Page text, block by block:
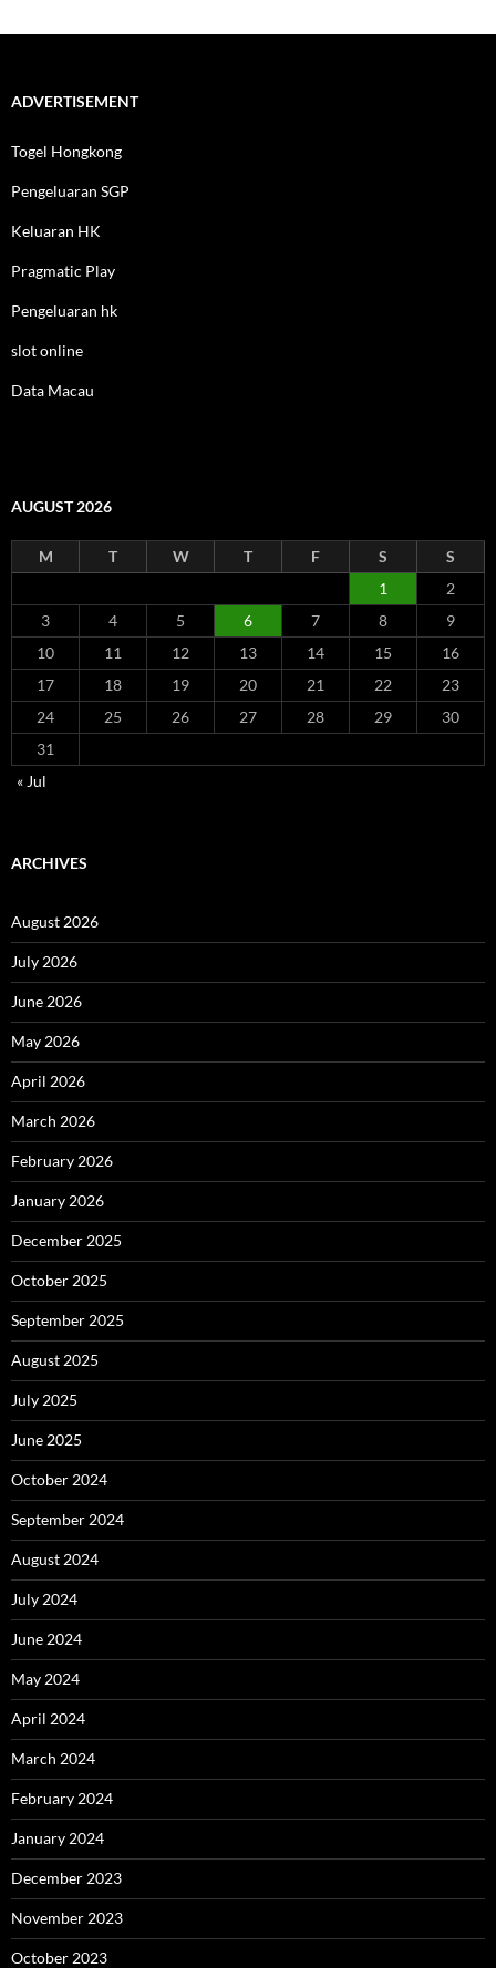
ADVERTISEMENT
Togel Hongkong
Pengeluaran SGP
Keluaran HK
Pragmatic Play
Pengeluaran hk
slot online
Data Macau
AUGUST 2026
M T W T F S
S
1
2
3
4 5 6 7 8
9
10
11 12 13 14 15
16
17
18 19 20 21 22
23
24
25 26 27 28 29
30
31
« Jul
ARCHIVES
August 2026
July 2026
June 2026
May 2026
April 2026
March 2026
February 2026
January 2026
December 2025
October 2025
September 2025
August 2025
July 2025
June 2025
October 2024
September 2024
August 2024
July 2024
June 2024
May 2024
April 2024
March 2024
February 2024
January 2024
December 2023
November 2023
October 2023